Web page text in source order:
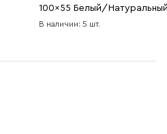
100x55 Белый/
В наличии: 5 шт.